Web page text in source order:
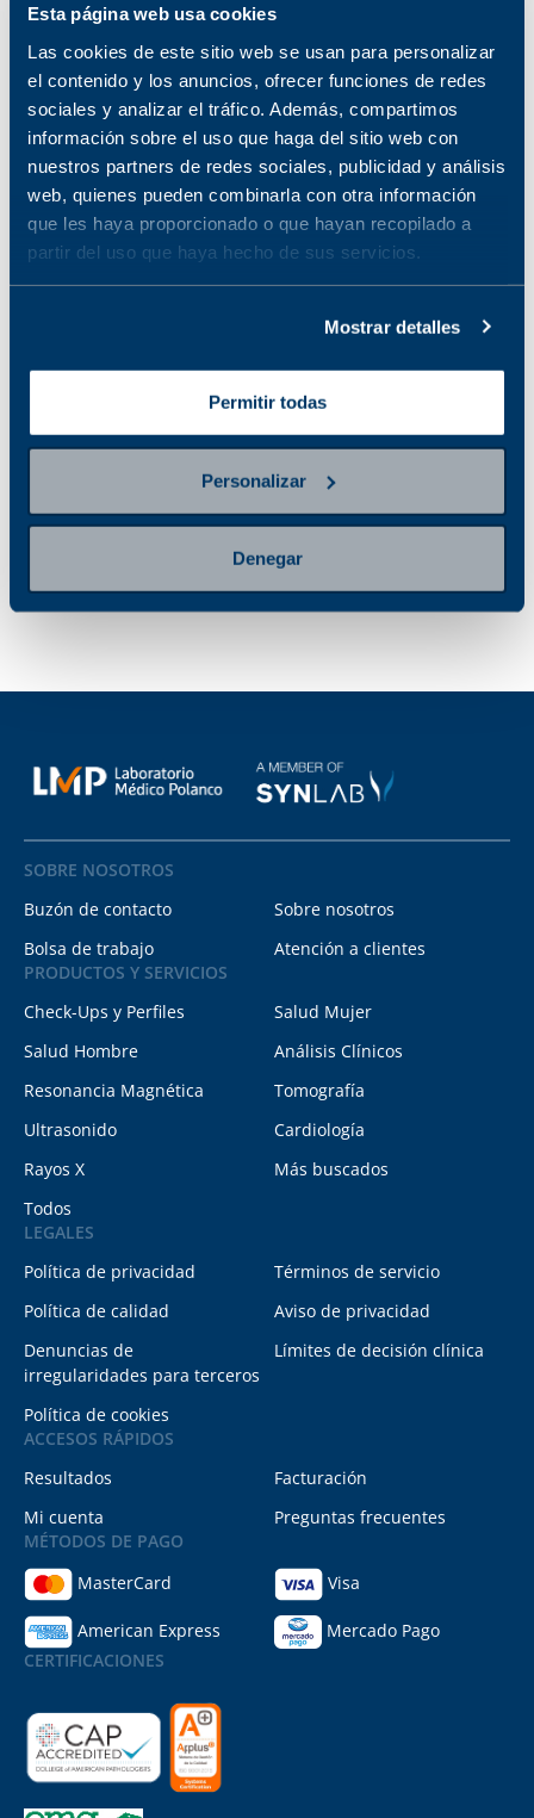
Esta página web usa cookies
Las cookies de este sitio web se usan para personalizar
el contenido y los anuncios, ofrecer funciones de redes
sociales y analizar el tráfico. Además, compartimos
información sobre el uso que haga del sitio web con
nuestros partners de redes sociales, publicidad y análisis
web, quienes pueden combinarla con otra información
que les haya proporcionado o que hayan recopilado a
partir del uso que haya hecho de sus servicios.
Mostrar detalles
Permitir todas
Personalizar
Denegar
TOLERANCIA A LA
GLUCOSA E
INSULINA 2
HORAS
No disponible en la
sucursal seleccionada
Ver sucursales donde
está disponible
GLUCOSA 3
HORAS
No disponible en la
sucursal seleccionada
Ver sucursales donde
está disponible
CURVA DE
TOLERANCIA A LA
INSULINA 2
HORAS
No disponible en la
Ver sucursales donde
SOBRE NOSOTROS
Buzón de contacto
Sobre nosotros
Bolsa de trabajo
Atención a clientes
PRODUCTOS Y SERVICIOS
Check-Ups y Perfiles
Salud Mujer
Salud Hombre
Análisis Clínicos
Resonancia Magnética
Tomografía
Ultrasonido
Cardiología
Rayos X
Más buscados
Todos
LEGALES
Política de privacidad
Términos de servicio
Política de calidad
Aviso de privacidad
Denuncias de
irregularidades para terceros
Límites de decisión clínica
Política de cookies
ACCESOS RÁPIDOS
Resultados
Facturación
Mi cuenta
Preguntas frecuentes
MÉTODOS DE PAGO
MasterCard
Visa
American Express
Mercado Pago
CERTIFICACIONES